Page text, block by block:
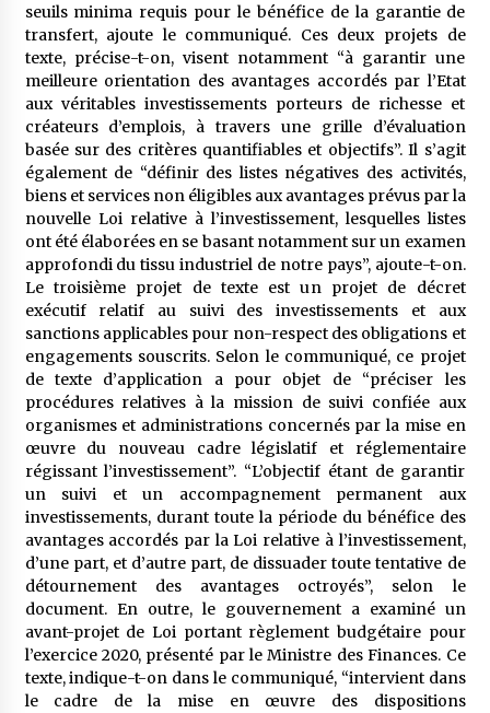
seuils minima requis pour le bénéfice de la garantie de
transfert, ajoute le communiqué. Ces deux projets de
texte, précise-t-on, visent notamment “à garantir une
meilleure orientation des avantages accordés par l’Etat
aux véritables investissements porteurs de richesse et
créateurs d’emplois, à travers une grille d’évaluation
basée sur des critères quantifiables et objectifs”. Il s’agit
également de “définir des listes négatives des activités,
biens et services non éligibles aux avantages prévus par la
nouvelle Loi relative à l’investissement, lesquelles listes
ont été élaborées en se basant notamment sur un examen
approfondi du tissu industriel de notre pays”, ajoute-t-on.
Le troisième projet de texte est un projet de décret
exécutif relatif au suivi des investissements et aux
sanctions applicables pour non-respect des obligations et
engagements souscrits. Selon le communiqué, ce projet
de texte d’application a pour objet de “préciser les
procédures relatives à la mission de suivi confiée aux
organismes et administrations concernés par la mise en
œuvre du nouveau cadre législatif et réglementaire
régissant l’investissement”. “L’objectif étant de garantir
un suivi et un accompagnement permanent aux
investissements, durant toute la période du bénéfice des
avantages accordés par la Loi relative à l’investissement,
d’une part, et d’autre part, de dissuader toute tentative de
détournement des avantages octroyés”, selon le
document. En outre, le gouvernement a examiné un
avant-projet de Loi portant règlement budgétaire pour
l’exercice 2020, présenté par le Ministre des Finances. Ce
texte, indique-t-on dans le communiqué, “intervient dans
le cadre de la mise en œuvre des dispositions